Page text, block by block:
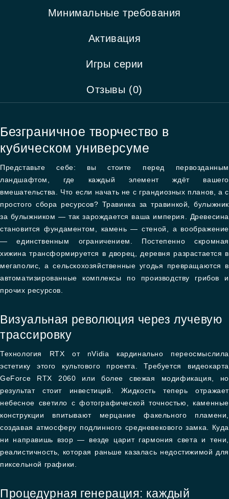
Минимальные требования
Активация
Игры серии
Отзывы (0)
Безграничное творчество в
кубическом универсуме
Представьте себе: вы стоите перед первозданным
ландшафтом, где каждый элемент ждёт вашего
вмешательства. Что если начать не с грандиозных планов, а с
простого сбора ресурсов? Травинка за травинкой, булыжник
за булыжником — так зарождается ваша империя. Древесина
становится фундаментом, камень — стеной, а воображение
— единственным ограничением. Постепенно скромная
хижина трансформируется в дворец, деревня разрастается в
мегаполис, а сельскохозяйственные угодья превращаются в
автоматизированные комплексы по производству грибов и
прочих ресурсов.
Визуальная революция через лучевую
трассировку
Технология RTX от nVidia кардинально переосмыслила
эстетику этого культового проекта. Требуется видеокарта
GeForce RTX 2060 или более свежая модификация, но
результат стоит инвестиций. Жидкость теперь отражает
небесное светило с фотографической точностью, каменные
конструкции впитывают мерцание факельного пламени,
создавая атмосферу подлинного средневекового замка. Куда
ни направишь взор — везде царит гармония света и тени,
реалистичность, которая раньше казалась недостижимой для
пиксельной графики.
Процедурная генерация: каждый